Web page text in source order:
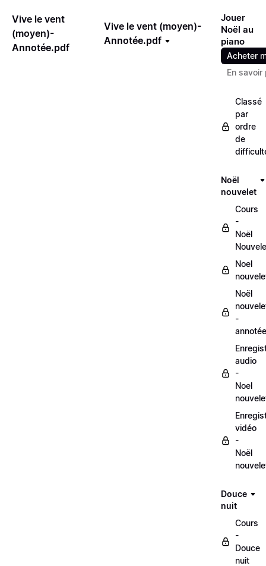
Vive le vent
(moyen)-
Annotée.pdf
Vive le vent (moyen)-
Annotée.pdf
Jouer
Noël au
piano
Acheter
En savoir
Classé
par
ordre
de
Noël
nouvelet
Cours
-
Noël
Noel
Noël
-
audio
-
Noel
vidéo
-
Noël
Douce
nuit
Cours
-
Douce
nuit